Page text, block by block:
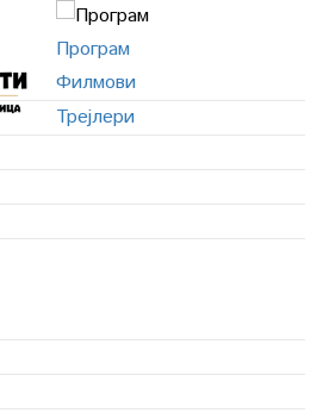
Програм
Филмови
Трејлери